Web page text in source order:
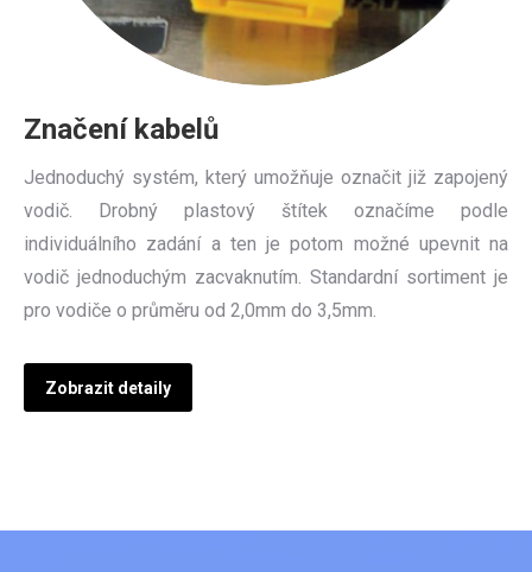
Značení kabelů
Jednoduchý systém, který umožňuje označit již zapojený
vodič. Drobný plastový štítek označíme podle
individuálního zadání a ten je potom možné upevnit na
vodič jednoduchým zacvaknutím. Standardní sortiment je
pro vodiče o průměru od 2,0mm do 3,5mm.
Zobrazit detaily